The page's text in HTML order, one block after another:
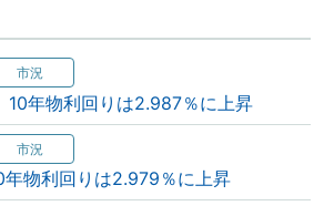
10年物利回りは2.987％に上昇
物利回りは2.979％に上昇